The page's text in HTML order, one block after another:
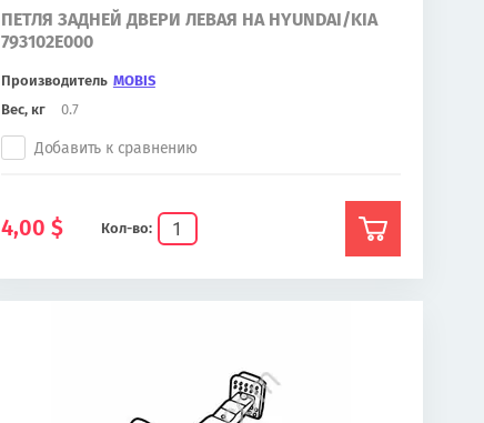
ПЕТЛЯ ЗАДНЕЙ ДВЕРИ ЛЕВАЯ НА HYUNDAI/KIA
793102E000
Производитель MOBIS
Вес, кг
0.7
Кол-во:
Добавить к сравнению
4,00 $